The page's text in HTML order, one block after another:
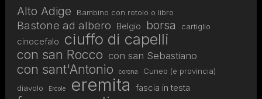
Alto Adige Bambino con rotolo o libro
Bastone ad albero Belgio borsa cartiglio
cinocefalo ciuffo di capelli
con san Rocco con san Sebastiano
con sant'Antonio corona
Cuneo (e provincia)
diavolo
Ercole eremita fascia in testa